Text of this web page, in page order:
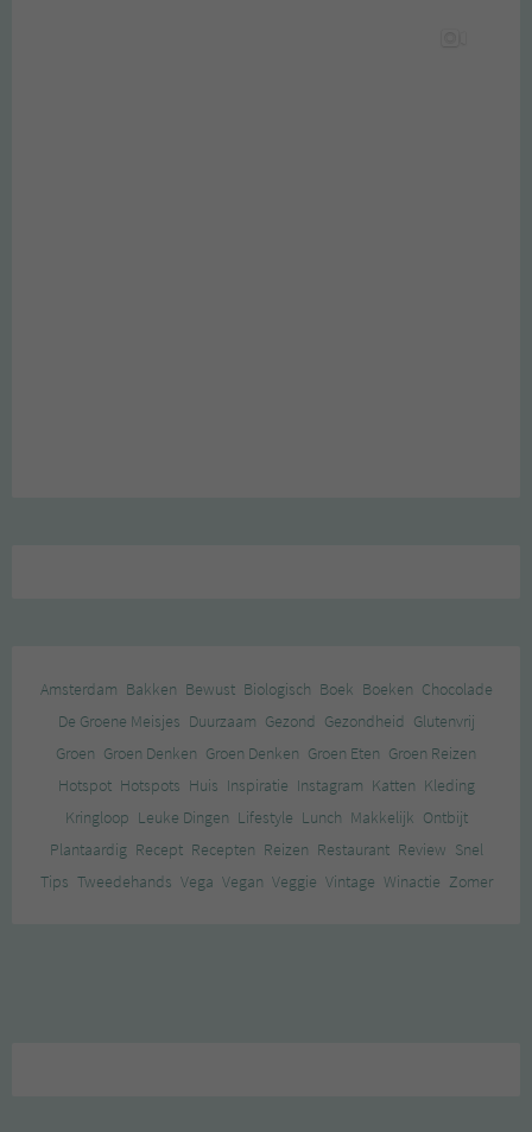
Amsterdam Bakken Bewust Biologisch Boek Boeken Chocolade
De Groene Meisjes Duurzaam Gezond Gezondheid Glutenvrij
Groen Groen Denken Groen Denken Groen Eten Groen Reizen
Hotspot Hotspots Huis Inspiratie Instagram Katten Kleding
Kringloop Leuke Dingen Lifestyle Lunch Makkelijk Ontbijt
Plantaardig Recept Recepten Reizen Restaurant Review Snel
Tips Tweedehands Vega Vegan Veggie Vintage Winactie Zomer